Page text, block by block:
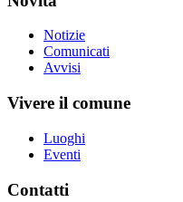
Notizie
Comunicati
Avvisi
Vivere il comune
Luoghi
Eventi
Contatti